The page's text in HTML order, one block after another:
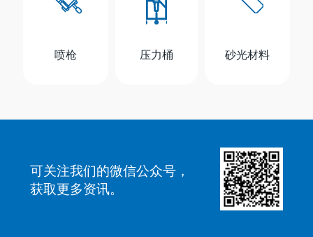
喷枪 压力桶 砂光材料
可关注我们的微信公众号，
获取更多资讯。